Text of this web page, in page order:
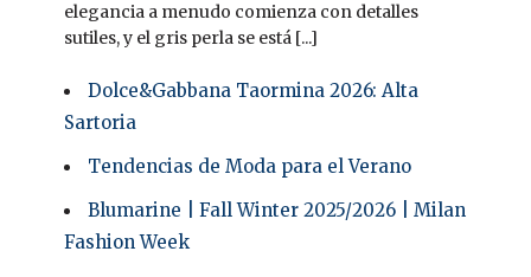
elegancia a menudo comienza con detalles
sutiles, y el gris perla se está [...]
Dolce&Gabbana Taormina 2026: Alta
Sartoria
Tendencias de Moda para el Verano
Blumarine | Fall Winter 2025/2026 | Milan
Fashion Week